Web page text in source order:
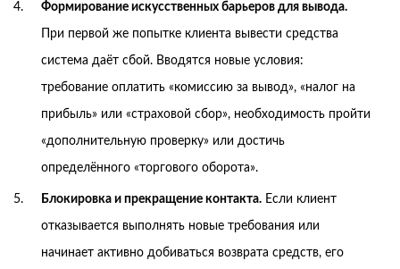
Формирование искусственных барьеров для вывода.
При первой же попытке клиента вывести средства
система даёт сбой. Вводятся новые условия:
требование оплатить «комиссию за вывод», «налог на
прибыль» или «страховой сбор», необходимость пройти
«дополнительную проверку» или достичь
определённого «торгового оборота».
Блокировка и прекращение контакта. Если клиент
отказывается выполнять новые требования или
начинает активно добиваться возврата средств, его